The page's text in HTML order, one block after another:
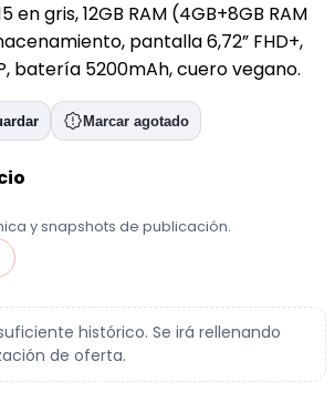
en gris, 12GB RAM (4GB+8GB RAM
pantalla 6,72” FHD+,
batería 5200mAh, cuero vegano.
Marcar agotado
y snapshots de publicación.
histórico. Se irá rellenando
de oferta.